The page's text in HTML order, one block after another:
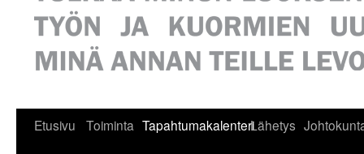
Etusivu Toiminta TapahtumakalenteriLähetys